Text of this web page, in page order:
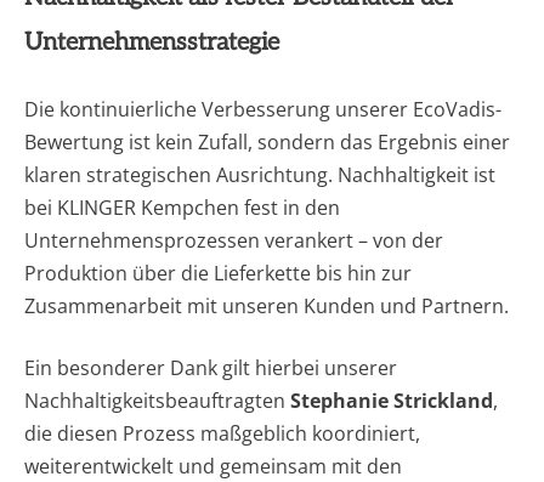
Unternehmensstrategie
Die kontinuierliche Verbesserung unserer EcoVadis-
Bewertung ist kein Zufall, sondern das Ergebnis einer
klaren strategischen Ausrichtung. Nachhaltigkeit ist
bei KLINGER Kempchen fest in den
Unternehmensprozessen verankert – von der
Produktion über die Lieferkette bis hin zur
Zusammenarbeit mit unseren Kunden und Partnern.
Ein besonderer Dank gilt hierbei unserer
Nachhaltigkeitsbeauftragten Stephanie Strickland,
die diesen Prozess maßgeblich koordiniert,
weiterentwickelt und gemeinsam mit den